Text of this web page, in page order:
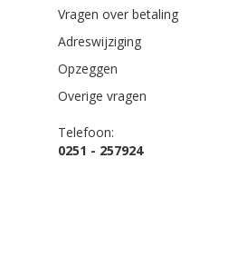
Vragen over betaling
Adreswijziging
Opzeggen
Overige vragen
Telefoon:
0251 - 257924